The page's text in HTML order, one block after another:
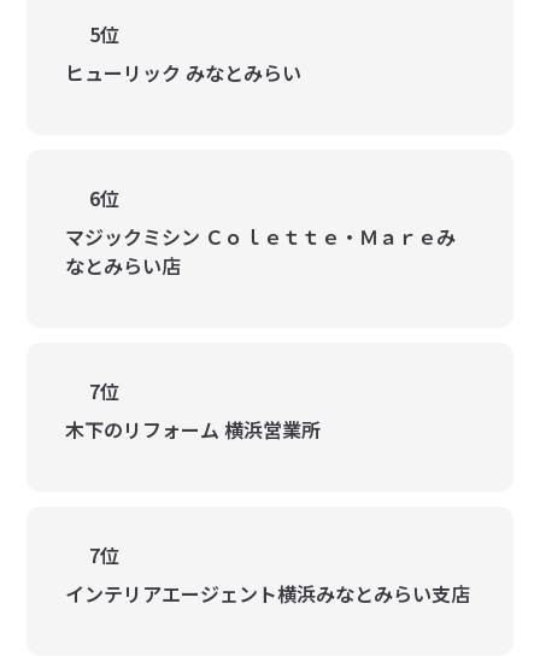
5位
ヒューリック みなとみらい
6位
マジックミシン Ｃｏｌｅｔｔｅ・Ｍａｒｅみ
なとみらい店
7位
木下のリフォーム 横浜営業所
7位
インテリアエージェント横浜みなとみらい支店